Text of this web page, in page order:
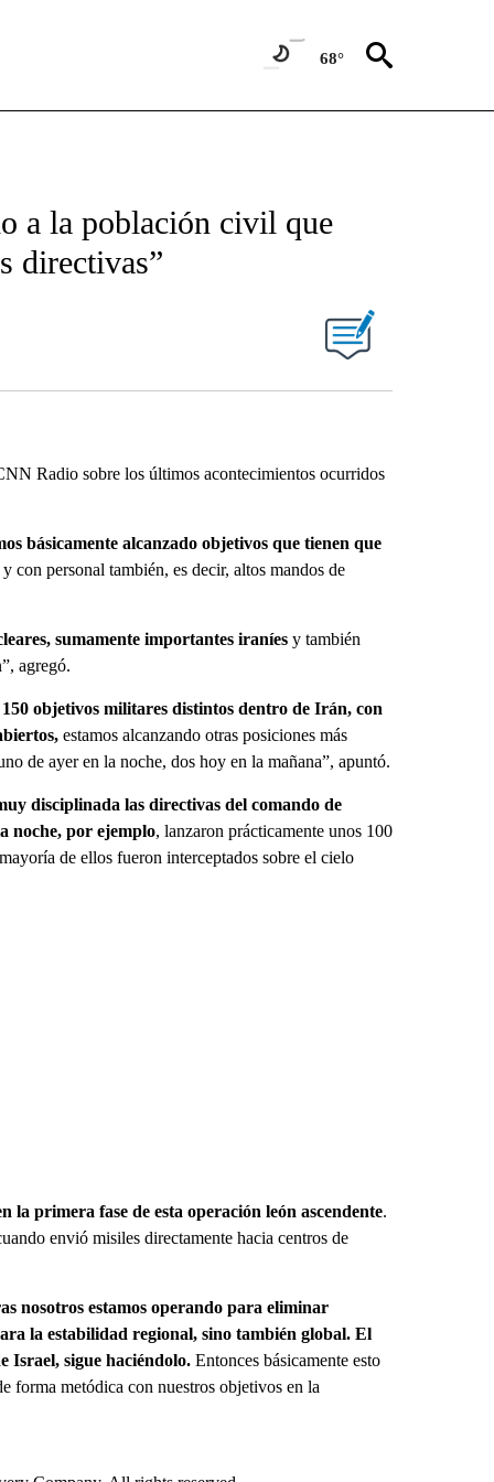
68°
a la población civil que
directivas”
Radio sobre los últimos acontecimientos ocurridos
básicamente alcanzado objetivos que tienen que
con personal también, es decir, altos mandos de
sumamente importantes iraníesy también
agregó.
objetivos militares distintos dentro de Irán, con
estamos alcanzando otras posiciones más
de ayer en la noche, dos hoy en la mañana”, apuntó.
disciplinada las directivas del comando de
noche, por ejemplo, lanzaron prácticamente unos 100
de ellos fueron interceptados sobre el cielo
la primera fase de esta operación león ascendente.
envió misiles directamente hacia centros de
nosotros estamos operando para eliminar
la estabilidad regional, sino también global. El
Israel, sigue haciéndolo.Entonces básicamente esto
forma metódica con nuestros objetivos en la